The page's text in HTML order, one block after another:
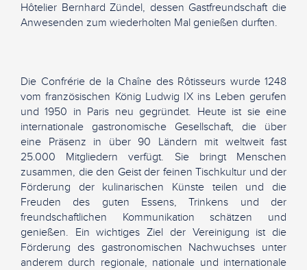
Hôtelier Bernhard Zündel, dessen Gastfreundschaft die
Anwesenden zum wiederholten Mal genießen durften.
Die Confrérie de la Chaîne des Rôtisseurs wurde 1248
vom französischen König Ludwig IX ins Leben gerufen
und 1950 in Paris neu gegründet. Heute ist sie eine
internationale gastronomische Gesellschaft, die über
eine Präsenz in über 90 Ländern mit weltweit fast
25.000 Mitgliedern verfügt. Sie bringt Menschen
zusammen, die den Geist der feinen Tischkultur und der
Förderung der kulinarischen Künste teilen und die
Freuden des guten Essens, Trinkens und der
freundschaftlichen Kommunikation schätzen und
genießen. Ein wichtiges Ziel der Vereinigung ist die
Förderung des gastronomischen Nachwuchses unter
anderem durch regionale, nationale und internationale